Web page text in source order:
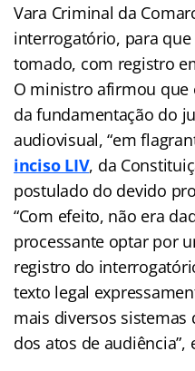
Vara Criminal da
interrogatório, para
tomado, com registro
O ministro afirmou que
da fundamentação do
audiovisual, “em
inciso LIV, da
postulado do devido
“Com efeito, não era
processante optar por
registro do
texto legal
mais diversos sistemas
dos atos de